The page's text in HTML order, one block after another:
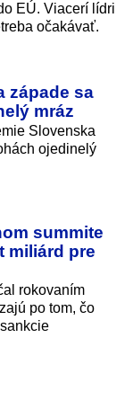
EÚ. Viacerí lídri
očakávať.
západe sa
mráz
Slovenska
ojedinelý
summite
miliárd pre
rokovaním
po tom, čo